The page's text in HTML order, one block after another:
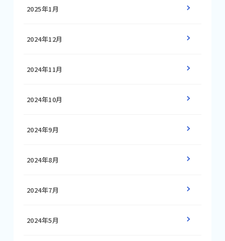
2025年1月
2024年12月
2024年11月
2024年10月
2024年9月
2024年8月
2024年7月
2024年5月